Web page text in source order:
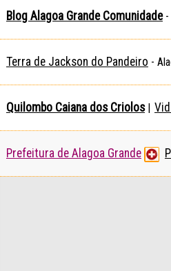
Blog Alagoa Grande Comunidade-
Terra de Jackson do Pandeiro -
Quilombo Caiana dos Criolos|
Prefeitura de Alagoa Grande